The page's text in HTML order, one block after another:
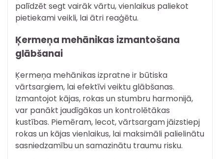
palīdzēt segt vairāk vārtu, vienlaikus paliekot
pietiekami veikli, lai ātri reaģētu.
Ķermeņa mehānikas izmantošana
glābšanai
Ķermeņa mehānikas izpratne ir būtiska
vārtsargiem, lai efektīvi veiktu glābšanas.
Izmantojot kājas, rokas un stumbru harmonijā,
var panākt jaudīgākas un kontrolētākas
kustības. Piemēram, lecot, vārtsargam jāizstiepj
rokas un kājas vienlaikus, lai maksimāli palielinātu
sasniedzamību un samazinātu traumu risku.